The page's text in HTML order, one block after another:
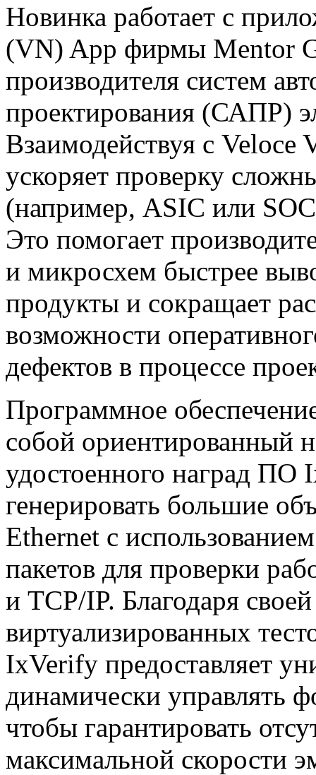
Новинка работает с
(VN) App фирмы Mentor
производителя систем
проектирования (САПР)
Взаимодействуя с
ускоряет проверку
(например, ASIC или
Это помогает
и микросхем быстрее
продукты и сокращает
возможности
дефектов в процессе
Программное
собой ориентированный
удостоенного наград
генерировать большие
Ethernet с
пакетов для проверки
и TCP/IP. Благодаря
виртуализированных
IxVerify предоставляет
динамически управлять
чтобы гарантировать
максимальной скорости